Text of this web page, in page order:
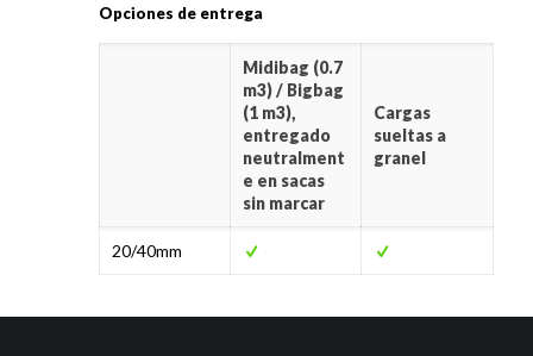
Opciones de entrega
Midibag (0.7
m3) / Bigbag
(1 m3),
entregado
neutralment
e en sacas
sin marcar
Cargas
sueltas a
granel
20/40mm